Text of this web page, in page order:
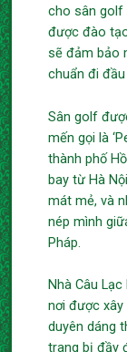
cho sân golf
được đào
sẽ đảm bảo
chuẩn đi
Sân golf
mến gọi là
thành phố
bay từ Hà
mát mẻ, và
nép mình
Pháp.
Nhà Câu
nơi được
duyên dáng
trang bị đầy